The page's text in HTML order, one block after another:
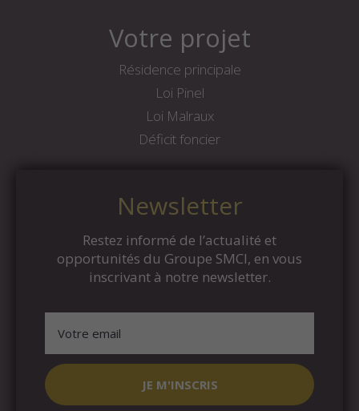
Votre projet
Résidence principale
Loi Pinel
Loi Malraux
Déficit foncier
Newsletter
Restez informé de l’actualité et
opportunités du Groupe SMCI, en vous
inscrivant à notre newsletter.